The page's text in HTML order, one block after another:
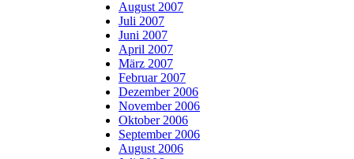
August 2007
Juli 2007
Juni 2007
April 2007
März 2007
Februar 2007
Dezember 2006
November 2006
Oktober 2006
September 2006
August 2006